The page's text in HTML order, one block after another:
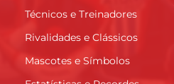
Técnicos e Treinadores
Rivalidades e Clássicos
Mascotes e Símbolos